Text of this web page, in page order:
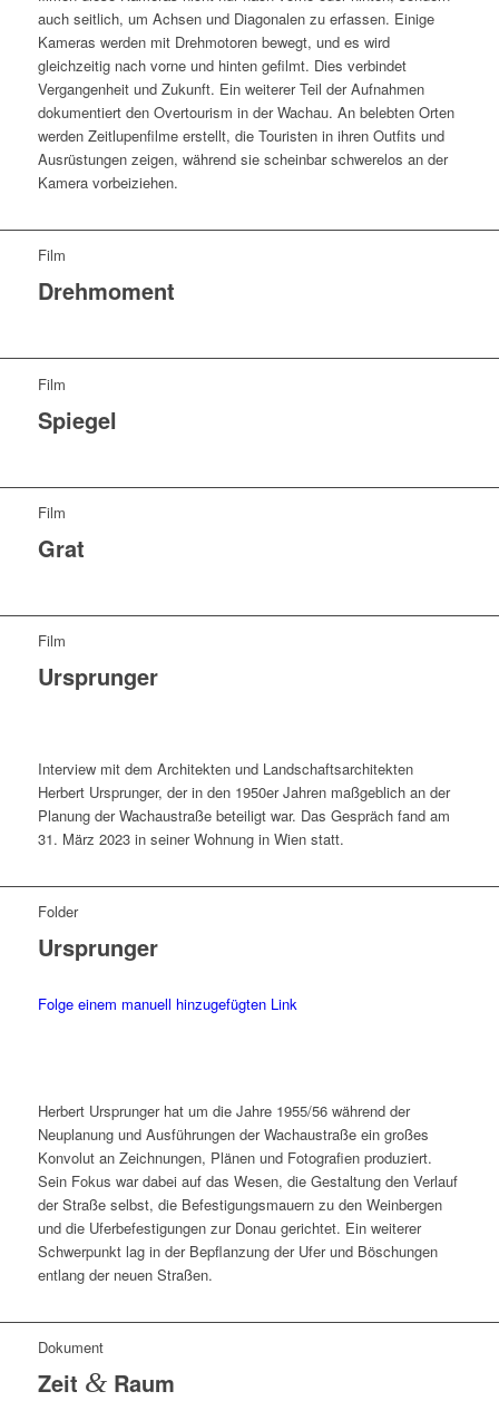
auch seitlich, um Achsen und Diagonalen zu erfassen. Einige
Kameras werden mit Drehmotoren bewegt, und es wird
gleichzeitig nach vorne und hinten gefilmt. Dies verbindet
Vergangenheit und Zukunft. Ein weiterer Teil der Aufnahmen
dokumentiert den Overtourism in der Wachau. An belebten Orten
werden Zeitlupenfilme erstellt, die Touristen in ihren Outfits und
Ausrüstungen zeigen, während sie scheinbar schwerelos an der
Kamera vorbeiziehen.
Film
Drehmoment
Film
Spiegel
Film
Grat
Film
Ursprunger
Interview mit dem Architekten und Landschaftsarchitekten
Herbert Ursprunger, der in den 1950er Jahren maßgeblich an der
Planung der Wachaustraße beteiligt war. Das Gespräch fand am
31. März 2023 in seiner Wohnung in Wien statt.
Folder
Ursprunger
Folge einem manuell hinzugefügten Link
Herbert Ursprunger hat um die Jahre 1955/56 während der
Neuplanung und Ausführun­gen der Wachaustraße ein großes
Konvolut an Zeichnungen, Plänen und Fotografien produziert.
Sein Fokus war dabei auf das Wesen, die Gestaltung den Verlauf
der Straße selbst, die Befestigungsmauern zu den Weinbergen
und die Uferbefestigungen zur Donau gerichtet. Ein weiterer
Schwerpunkt lag in der Bepflanzung der Ufer und Bö­schungen
entlang der neuen Straßen.
Dokument
Zeit &Raum